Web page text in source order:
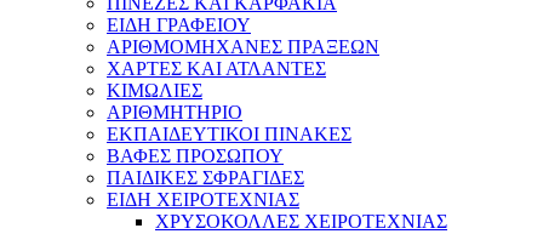
ΕΙΔΗ ΓΡΑΦΕΙΟΥ
ΑΡΙΘΜΟΜΗΧΑΝΕΣ ΠΡΑΞΕΩΝ
ΧΑΡΤΕΣ ΚΑΙ ΑΤΛΑΝΤΕΣ
ΚΙΜΩΛΙΕΣ
ΑΡΙΘΜΗΤΗΡΙΟ
ΕΚΠΑΙΔΕΥΤΙΚΟΙ ΠΙΝΑΚΕΣ
ΒΑΦΕΣ ΠΡΟΣΩΠΟΥ
ΠΑΙΔΙΚΕΣ ΣΦΡΑΓΙΔΕΣ
ΕΙΔΗ ΧΕΙΡΟΤΕΧΝΙΑΣ
ΧΡΥΣΟΚΟΛΛΕΣ ΧΕΙΡΟΤΕΧΝΙΑΣ